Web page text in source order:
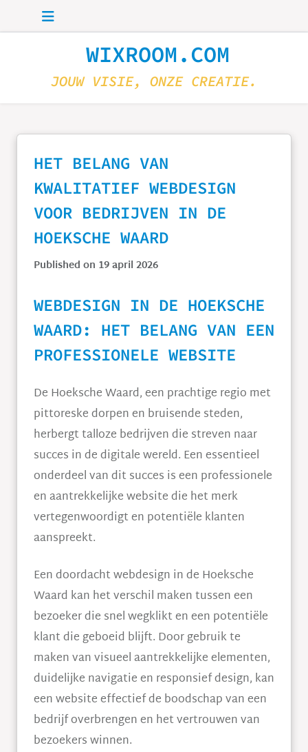
Skip to main content
WIXROOM.COM
JOUW VISIE, ONZE CREATIE.
HET BELANG VAN
KWALITATIEF WEBDESIGN
VOOR BEDRIJVEN IN DE
HOEKSCHE WAARD
Published on 19 april 2026
WEBDESIGN IN DE HOEKSCHE
WAARD: HET BELANG VAN EEN
PROFESSIONELE WEBSITE
De Hoeksche Waard, een prachtige regio met
pittoreske dorpen en bruisende steden,
herbergt talloze bedrijven die streven naar
succes in de digitale wereld. Een essentieel
onderdeel van dit succes is een professionele
en aantrekkelijke website die het merk
vertegenwoordigt en potentiële klanten
aanspreekt.
Een doordacht webdesign in de Hoeksche
Waard kan het verschil maken tussen een
bezoeker die snel wegklikt en een potentiële
klant die geboeid blijft. Door gebruik te
maken van visueel aantrekkelijke elementen,
duidelijke navigatie en responsief design, kan
een website effectief de boodschap van een
bedrijf overbrengen en het vertrouwen van
bezoekers winnen.